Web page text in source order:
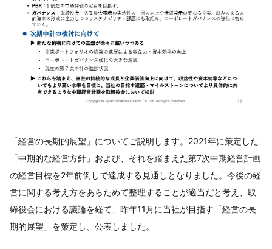
「経営の長期的展望」についてご説明します。2021年に策定した
「中期的な経営方針」および、それを踏まえた第7次中期経営計画
の経営目標を2年前倒しで達成する見通しとなりました。今後の経
営に関する考え方をあらためて整理することが適当だと考え、取
締役会における議論を経て、昨年11月に当社が目指す「経営の長
期的展望」を策定し、公表しました。